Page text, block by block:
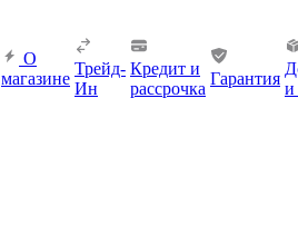
О
магазине
Трейд-
Ин
Кредит и
рассрочка
Гарантия
и